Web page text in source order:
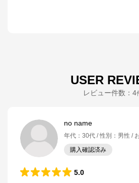
USER
レビュー件数： 4
no name
年代 ： 30代 性別 ： 男性
購入確認済み
5.0